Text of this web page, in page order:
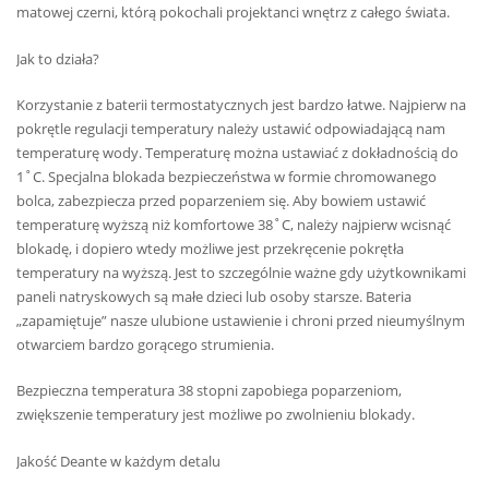
matowej czerni, którą pokochali projektanci wnętrz z całego świata.
Jak to działa?
Korzystanie z baterii termostatycznych jest bardzo łatwe. Najpierw na
pokrętle regulacji temperatury należy ustawić odpowiadającą nam
temperaturę wody. Temperaturę można ustawiać z dokładnością do
1˚C. Specjalna blokada bezpieczeństwa w formie chromowanego
bolca, zabezpiecza przed poparzeniem się. Aby bowiem ustawić
temperaturę wyższą niż komfortowe 38˚C, należy najpierw wcisnąć
blokadę, i dopiero wtedy możliwe jest przekręcenie pokrętła
temperatury na wyższą. Jest to szczególnie ważne gdy użytkownikami
paneli natryskowych są małe dzieci lub osoby starsze. Bateria
„zapamiętuje” nasze ulubione ustawienie i chroni przed nieumyślnym
otwarciem bardzo gorącego strumienia.
Bezpieczna temperatura 38 stopni zapobiega poparzeniom,
zwiększenie temperatury jest możliwe po zwolnieniu blokady.
Jakość Deante w każdym detalu